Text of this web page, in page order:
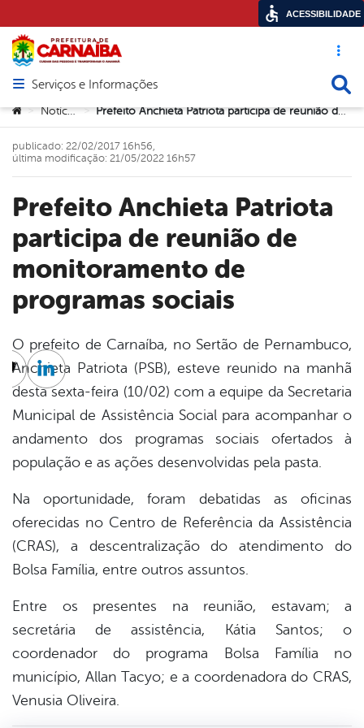
Acesso
Abrir menu principal de navegação
Serviços e Informações
Você está aqui:
> Notícias > Prefeito Anchieta Patriota participa de reunião de monitoramento de programas sociais
Prefeito Anchieta Patriota
participa de reunião de
monitoramento de
programas sociais
publicado: 22/02/2017 16h56,
última modificação: 21/05/2022 16h57
O prefeito de Carnaíba, no Sertão de Pernambuco,
Anchieta Patriota (PSB), esteve reunido na manhã
desta sexta-feira (10/02) com a equipe da Secretaria
Municipal de Assistência Social para acompanhar o
andamento dos programas sociais ofertados à
população e as ações desenvolvidas pela pasta.
Na oportunidade, foram debatidas as oficinas
oferecidas no Centro de Referência da Assistência
(CRAS), a descentralização do atendimento do
Bolsa Família, entre outros assuntos.
Entre os presentes na reunião, estavam; a
secretária de assistência, Kátia Santos; o
coordenador do programa Bolsa Família no
município, Allan Tacyo; e a coordenadora do CRAS,
Venusia Oliveira.
Twitter
Linkedin
ACESSIBILIDADE